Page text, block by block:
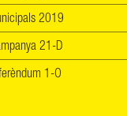
2019
21-D
1-O